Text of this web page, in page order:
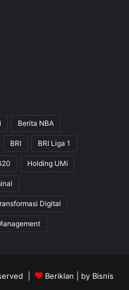
Berita NBA
BRI BRI Liga 1
Holding UMi
Digital
| Beriklan | by Bisnis